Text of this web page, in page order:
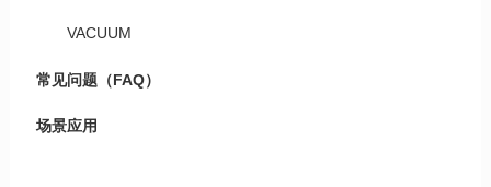
VACUUM
常见问题（FAQ）
场景应用